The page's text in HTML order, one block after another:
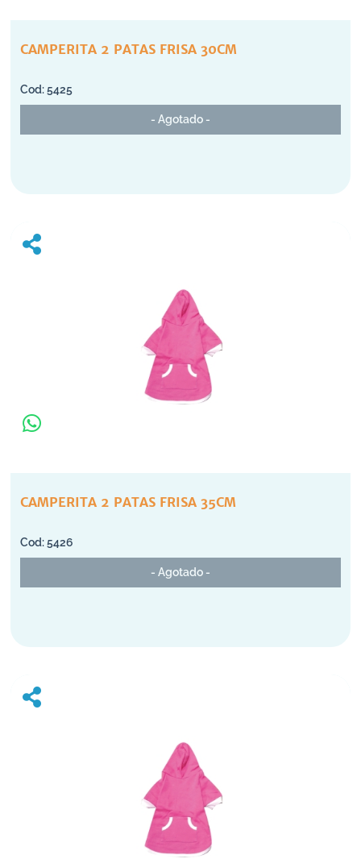
CAMPERITA 2 PATAS FRISA 30CM
5425
- Agotado -
CAMPERITA 2 PATAS FRISA 35CM
5426
- Agotado -